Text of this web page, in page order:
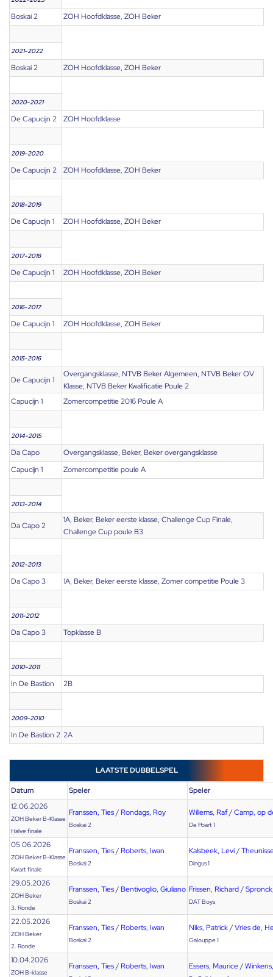
Boskai 2 ZOH Hoofdklasse, ZOH Beker
2021-2022
Boskai 2 ZOH Hoofdklasse, ZOH Beker
2020-2021
De Capucijn 2 ZOH Hoofdklasse
2019-2020
De Capucijn 2 ZOH Hoofdklasse, ZOH Beker
2018-2019
De Capucijn 1 ZOH Hoofdklasse, ZOH Beker
2017-2018
De Capucijn 1 ZOH Hoofdklasse, ZOH Beker
2016-2017
De Capucijn 1 ZOH Hoofdklasse, ZOH Beker
2015-2016
De Capucijn 1
Overgangsklasse, NTVB Beker Algemeen, NTVB Beker OV
Klasse, NTVB Beker Kwalificatie Poule 2
Capucijn 1
Zomercompetitie 2016 Poule A
2014-2015
Da Capo
Overgangsklasse, Beker, Beker overgangsklasse
Capucijn 1
Zomercompetitie poule A
2013-2014
Da Capo 2
1A, Beker, Beker eerste klasse, Challenge Cup Finale,
Challenge Cup poule B3
2012-2013
Da Capo 3 1A, Beker, Beker eerste klasse, Zomer competitie Poule 3
2011-2012
Da Capo 3 Topklasse B
2010-2011
In De Bastion 2B
2009-2010
In De Bastion 2 2A
LAATSTE DUBBELSPEL
Datum Speler
Speler
12.06.2026
ZOH Beker B-Klasse
Halve finale
Franssen, Ties/ Rondags, Roy
Boskai 2
Willems, Raf/Camp, op
De Poart 1
05.06.2026
ZOH Beker B-Klasse
Kwart finale
Franssen, Ties/ Roberts, Iwan
Boskai 2
Kalsbeek, Levi/
Dingus 1
29.05.2026
ZOH Beker
3. Ronde
Franssen, Ties/ Bentivoglio, Giuliano
Boskai 2
Frissen, Richard/
DAT Boys
22.05.2026
ZOH Beker
2. Ronde
Franssen, Ties/ Roberts, Iwan
Boskai 2
Niks, Patrick/Vries de,
Galouppe 1
10.04.2026
ZOH B-klasse
Franssen, Ties/ Roberts, Iwan Essers, Maurice/